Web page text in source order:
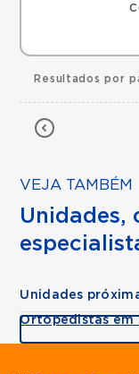
Resultados por
VEJA TAMBÉM
Unidades,
Unidades
Ortopedistas em